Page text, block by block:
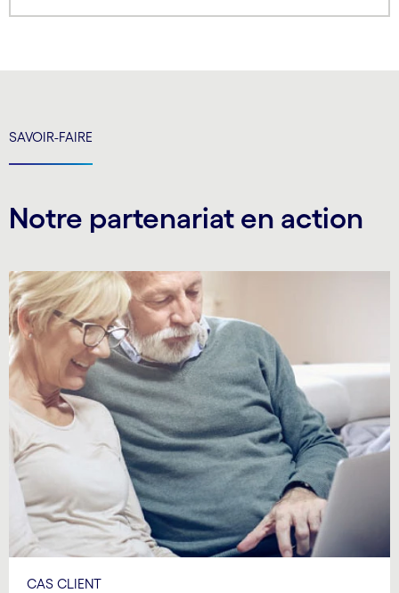
SAVOIR-FAIRE
Notre partenariat en action
CAS CLIENT